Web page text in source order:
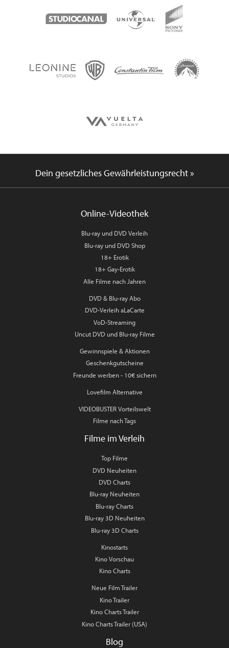
Dein gesetzliches Gewährleistungsrecht »
Online-Videothek
Blu-ray und DVD Verleih
Blu-ray und DVD Shop
18+ Erotik
18+ Gay-Erotik
Alle Filme nach Jahren
DVD & Blu-ray Abo
DVD-Verleih aLaCarte
VoD-Streaming
Uncut DVD und Blu-ray Filme
Gewinnspiele & Aktionen
Geschenkgutscheine
Freunde werben - 10€ sichern
Lovefilm Alternative
VIDEOBUSTER Vorteilswelt
Filme nach Tags
Filme im Verleih
Top Filme
DVD Neuheiten
DVD Charts
Blu-ray Neuheiten
Blu-ray Charts
Blu-ray 3D Neuheiten
Blu-ray 3D Charts
Kinostarts
Kino Vorschau
Kino Charts
Neue Film Trailer
Kino Trailer
Kino Charts Trailer
Kino Charts Trailer (USA)
Blog